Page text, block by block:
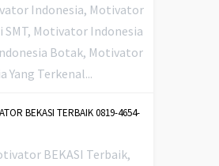
Indonesia, Motivator
SMT, Motivator Indonesia
Botak, Motivator
Yang Terkenal...
BEKASI TERBAIK 0819-4654-
BEKASI Terbaik,